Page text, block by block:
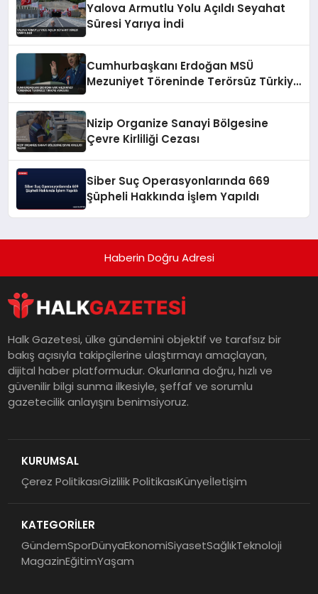
Yalova Armutlu Yolu Açıldı Seyahat
Süresi Yarıya İndi
Cumhurbaşkanı Erdoğan MSÜ
Mezuniyet Töreninde Terörsüz Türkiye
Nizip Organize Sanayi Bölgesine
Çevre Kirliliği Cezası
Siber Suç Operasyonlarında 669
Şüpheli Hakkında İşlem Yapıldı
Haberin Doğru Adresi
Halk Gazetesi, ülke gündemini objektif ve tarafsız bir
bakış açısıyla takipçilerine ulaştırmayı amaçlayan,
dijital haber platformudur. Okurlarına doğru, hızlı ve
güvenilir bilgi sunma ilkesiyle, şeffaf ve sorumlu
gazetecilik anlayışını benimsiyoruz.
KURUMSAL
Çerez PolitikasıGizlilik PolitikasıKünyeİletişim
KATEGORİLER
GündemSporDünyaEkonomiSiyasetSağlıkTeknoloji
MagazinEğitimYaşam